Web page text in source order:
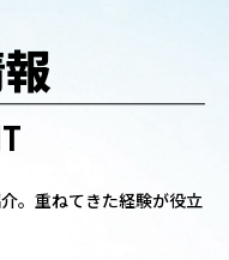
。重ねてきた経験が役立